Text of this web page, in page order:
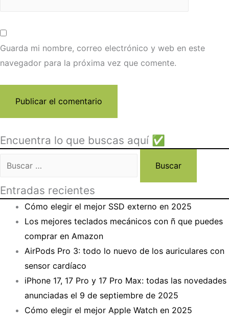
Guarda mi nombre, correo electrónico y web en este
navegador para la próxima vez que comente.
Encuentra lo que buscas aquí ✅
Buscar:
Entradas recientes
Cómo elegir el mejor SSD externo en 2025
Los mejores teclados mecánicos con ñ que puedes
comprar en Amazon
AirPods Pro 3: todo lo nuevo de los auriculares con
sensor cardíaco
iPhone 17, 17 Pro y 17 Pro Max: todas las novedades
anunciadas el 9 de septiembre de 2025
Cómo elegir el mejor Apple Watch en 2025